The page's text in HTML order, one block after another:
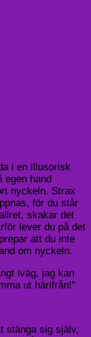
i en illusorisk
egen hand
nyckeln. Strax
för du står
skakar det
lever du på det
att du inte
om nyckeln.
iväg, jag kan
ut härifrån!”
stänga sig själv,